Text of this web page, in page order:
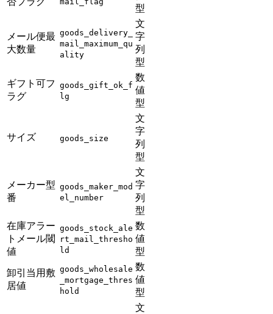
型
メール便最
大数量
goods_delivery_
mail_maximum_qu
ality
文
字
列
型
ギフト可フ
ラグ
goods_gift_ok_f
lg
数
値
型
サイズ goods_size
文
字
列
型
メーカー型
番
goods_maker_mod
el_number
文
字
列
型
在庫アラー
トメール閾
値
goods_stock_ale
rt_mail_thresho
ld
数
値
型
卸引当用敷
居値
goods_wholesale
_mortgage_thres
hold
数
値
型
文